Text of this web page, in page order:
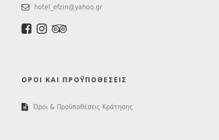
hotel_efzin@yahoo.gr
ΌΡΟΙ ΚΑΙ ΠΡΟΫΠΟΘΈΣΕΙΣ
Όροι & Προϋποθέσεις Κράτησης